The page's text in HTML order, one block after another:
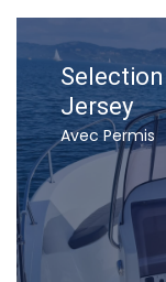
Jersey
Avec Permis